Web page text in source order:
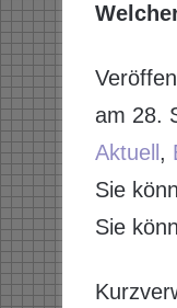
am 28.
Aktuell ,
Sie
Sie